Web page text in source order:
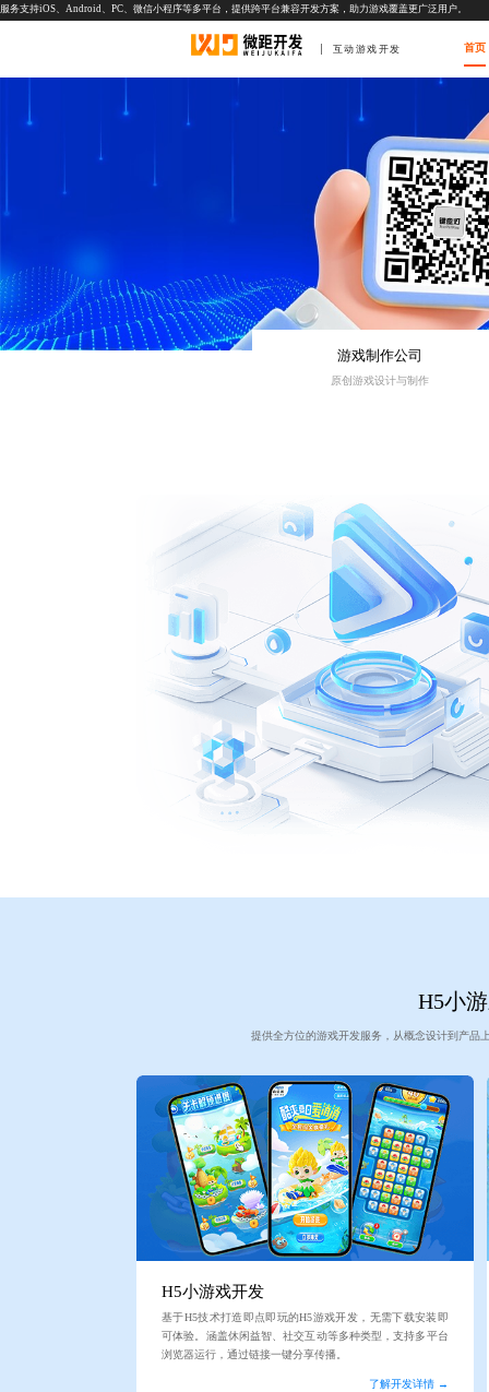
服务支持iOS、Android、PC、微信小程序等多平台，提供跨平台兼容开发方案，助力游戏覆盖更广泛用户。
互动游戏开发 首页
游戏制作公司
原创游戏设计与制作
H5小
提供全方位的游戏开发服务，从概念设计到产品
H5小游戏开发
基于H5技术打造即点即玩的H5游戏开发，无需下载安装即
可体验。涵盖休闲益智、社交互动等多种类型，支持多平台
浏览器运行，通过链接一键分享传播。
了解开发详情 →